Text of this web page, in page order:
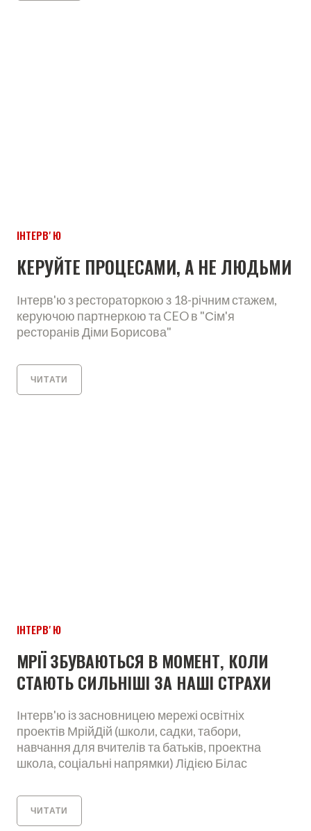
ІНТЕРВʼЮ
КЕРУЙТЕ ПРОЦЕСАМИ, А НЕ ЛЮДЬМИ
Інтерв'ю з рестораторкою з 18-річним стажем,
керуючою партнеркою та CEO в "Сім'я
ресторанів Діми Борисова"
ЧИТАТИ
ІНТЕРВʼЮ
МРІЇ ЗБУВАЮТЬСЯ В МОМЕНТ, КОЛИ
СТАЮТЬ СИЛЬНІШІ ЗА НАШІ СТРАХИ
Інтерв'ю із засновницею мережі освітніх
проектів МрійДій (школи, садки, табори,
навчання для вчителів та батьків, проектна
школа, соціальні напрямки) Лідією Білас
ЧИТАТИ